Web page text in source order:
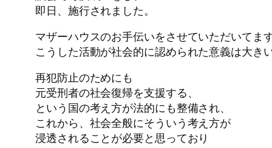
即日、施行されました。
マザーハウスのお手伝いをさせていただいてます
こうした活動が社会的に認められた意義は大き
再犯防止のためにも
元受刑者の社会復帰を支援する、
という国の考え方が法的にも整備され、
これから、社会全般にそういう考え方が
浸透されることが必要と思っており